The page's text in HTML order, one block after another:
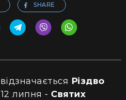
SHARE
Різдво
12 липня - Святих